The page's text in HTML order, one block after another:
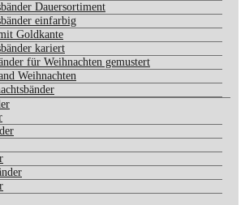
Dauersortiment
einfarbig
Goldkante
kariert
für Weihnachten gemustert
Weihnachten